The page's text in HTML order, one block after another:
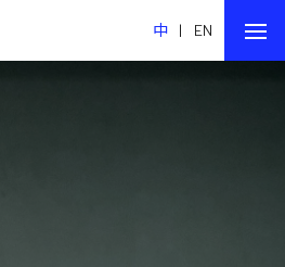
中 | EN